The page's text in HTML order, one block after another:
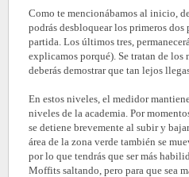
Como te mencionábamos al inicio,
podrás desbloquear los primeros dos
partida. Los últimos tres,
explicamos porqué). Se tratan de
deberás demostrar que tan lejos
En estos niveles, el medidor
niveles de la academia. Por
se detiene brevemente al subir y
área de la zona verde también se
por lo que tendrás que ser más
Moffits saltando, pero para que sea